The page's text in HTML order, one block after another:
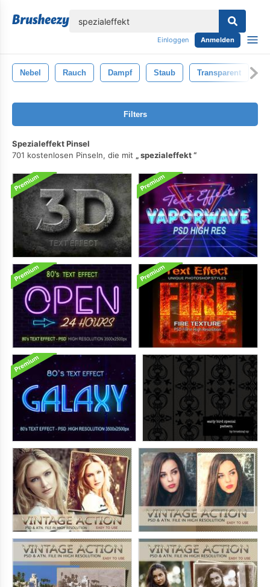
Einloggen Anmelden
Nebel Rauch Dampf Staub Transparent
Filters
Spezialeffekt Pinsel
701 kostenlosen Pinseln, die mit
spezialeffekt